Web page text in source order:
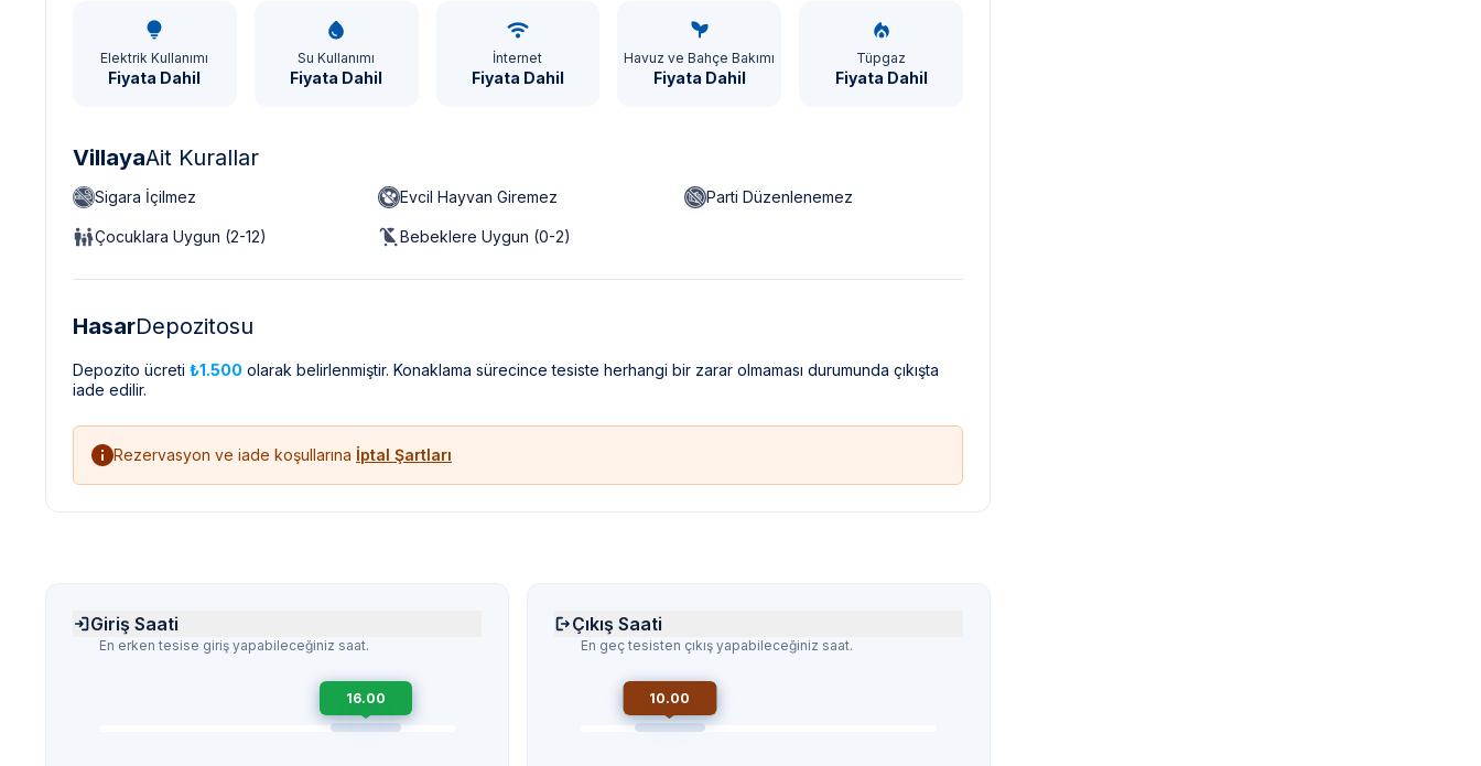
Elektrik Kullanımı
Fiyata Dahil
Su Kullanımı
Fiyata Dahil
İnternet
Fiyata Dahil
Havuz ve Bahçe Bakımı
Fiyata Dahil
Tüpgaz
Fiyata Dahil
VillayaAit Kurallar
Sigara İçilmez Evcil Hayvan Giremez Parti Düzenlenemez
Çocuklara Uygun (2-12) Bebeklere Uygun (0-2)
HasarDepozitosu
Depozito ücreti ₺1.500 olarak belirlenmiştir. Konaklama sürecince tesiste herhangi bir zarar olmaması durumunda çıkışta
iade edilir.
Rezervasyon ve iade koşullarına İptal Şartları
Giriş Saati
En erken tesise giriş yapabileceğiniz saat.
16.00
Çıkış Saati
En geç tesisten çıkış yapabileceğiniz saat.
10.00